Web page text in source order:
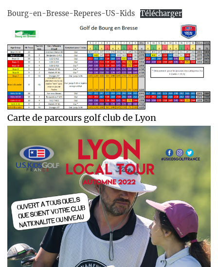
Bourg-en-Bresse-Reperes-US-Kids Télécharger
Carte de parcours golf club de Lyon